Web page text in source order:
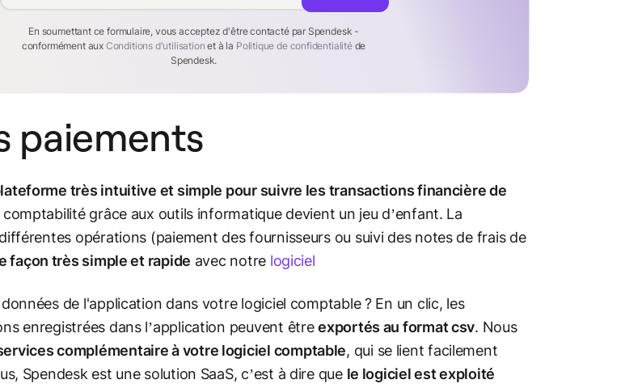
En soumettant ce formulaire, vous acceptez d'être contacté par Spendesk -
conformément aux Conditions d'utilisation et à la Politique de confidentialitéde
Spendesk.
paiements
très intuitive et simple pour suivre les transactions financière de
comptabilité grâce aux outils informatique devient un jeu d’enfant. La
opérations (paiement des fournisseurs ou suivi des notes de frais de
façon très simple et rapide avec notre logiciel
de l'application dans votre logiciel comptable ? En un clic, les
enregistrées dans l’application peuvent êtreexportés au format csv. Nous
complémentaire à votre logiciel comptable, qui se lient facilement
Spendesk est une solution SaaS, c’est à dire que le logiciel est exploité